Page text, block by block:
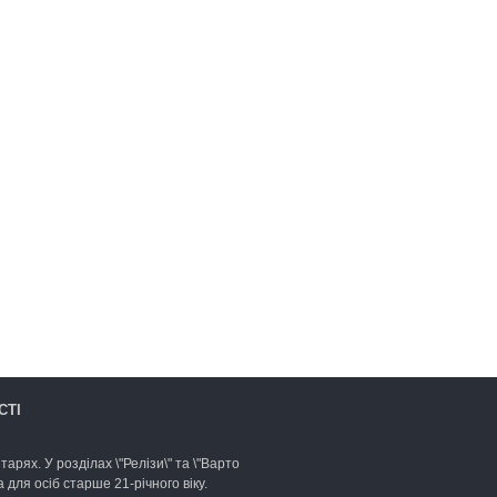
У розділах \"Релізи\" та \"Варто
осіб старше 21-річного віку.